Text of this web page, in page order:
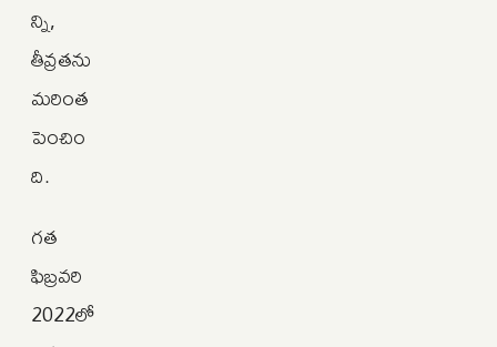
న్ని,
తీవ్రతను
మరింత
పెంచిం
ది.
గత
ఫిబ్రవరి
2022లో